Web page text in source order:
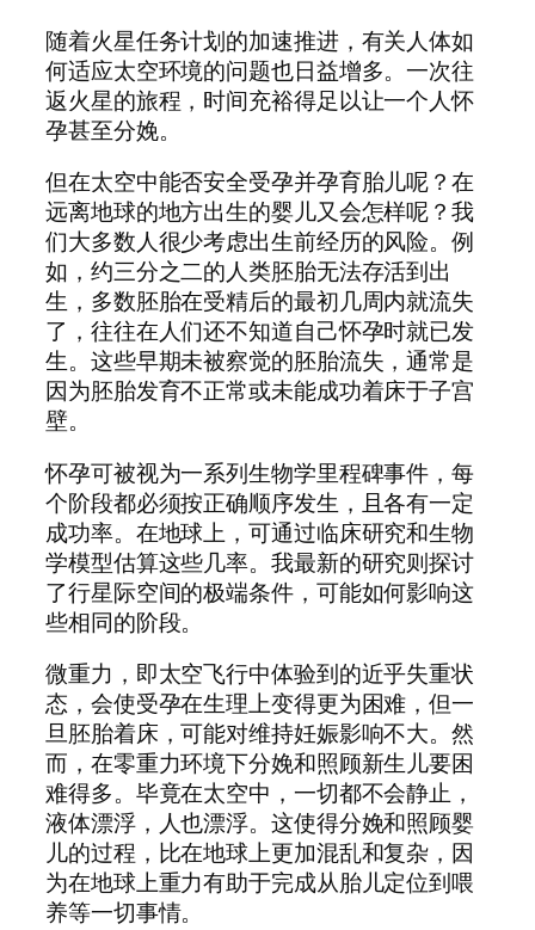
随着火星任务计划的加速推进，有关人体如
何适应太空环境的问题也日益增多。一次往
返火星的旅程，时间充裕得足以让一个人怀
孕甚至分娩。
但在太空中能否安全受孕并孕育胎儿呢？在
远离地球的地方出生的婴儿又会怎样呢？我
们大多数人很少考虑出生前经历的风险。例
如，约三分之二的人类胚胎无法存活到出
生，多数胚胎在受精后的最初几周内就流失
了，往往在人们还不知道自己怀孕时就已发
生。这些早期未被察觉的胚胎流失，通常是
因为胚胎发育不正常或未能成功着床于子宫
壁。
怀孕可被视为一系列生物学里程碑事件，每
个阶段都必须按正确顺序发生，且各有一定
成功率。在地球上，可通过临床研究和生物
学模型估算这些几率。我最新的研究则探讨
了行星际空间的极端条件，可能如何影响这
些相同的阶段。
微重力，即太空飞行中体验到的近乎失重状
态，会使受孕在生理上变得更为困难，但一
旦胚胎着床，可能对维持妊娠影响不大。然
而，在零重力环境下分娩和照顾新生儿要困
难得多。毕竟在太空中，一切都不会静止，
液体漂浮，人也漂浮。这使得分娩和照顾婴
儿的过程，比在地球上更加混乱和复杂，因
为在地球上重力有助于完成从胎儿定位到喂
养等一切事情。